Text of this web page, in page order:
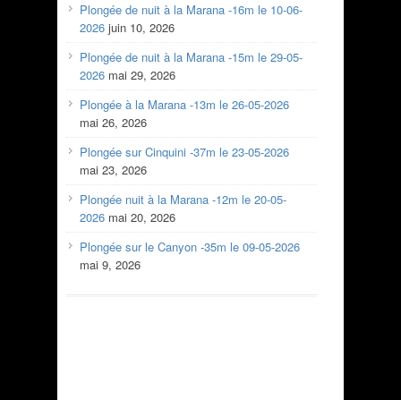
Plongée de nuit à la Marana -16m le 10-06-
2026 juin 10, 2026
Plongée de nuit à la Marana -15m le 29-05-
2026 mai 29, 2026
Plongée à la Marana -13m le 26-05-2026
mai 26, 2026
Plongée sur Cinquini -37m le 23-05-2026
mai 23, 2026
Plongée nuit à la Marana -12m le 20-05-
2026 mai 20, 2026
Plongée sur le Canyon -35m le 09-05-2026
mai 9, 2026